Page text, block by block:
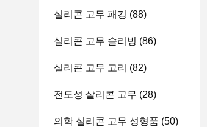
실리콘 고무 패킹 (88)
실리콘 고무 슬리빙 (86)
실리콘 고무 고리 (82)
전도성 살리콘 고무 (28)
의학 실리콘 고무 성형품 (50)